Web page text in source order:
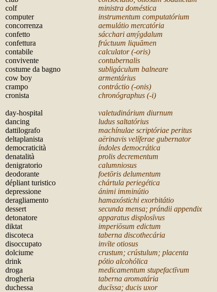
colf
ministra doméstica
computer
instrumentum computatórium
concorrenza
aemulátio mercatória
confetto
sácchari amýgdalum
confettura
frúctuum liquāmen
contabile
calculator (-oris)
convivente
contubernalis
costume da bagno
subligáculum balneare
cow boy
armentárius
crampo
contráctio (-onis)
cronista
chronógraphus (-i)
day-hospital
valetudinárium diurnum
dancing
ludus saltatórius
dattilografo
machínulae scriptóriae peritus
deltaplanista
aërinavis velíferae gubernator
democraticità
índoles democrática
denatalità
prolis decrementum
denigratorio
calumniosus
deodorante
foetōris delumentum
dépliant turistico
chártula periegética
depressione
ánimi imminútio
deragliamento
hamaxóstichi exorbitátio
dessert
secunda mensa; prándii appendix
detonatore
apparatus displosīvus
diktat
imperiōsum edictum
discoteca
taberna discothecária
disoccupato
invīte otiosus
dolciume
crustum; crústulum; placenta
drink
pótio alcohólica
droga
medicamentum stupefactīvum
drogheria
taberna aromatária
duchessa
ducīssa; ducis uxor